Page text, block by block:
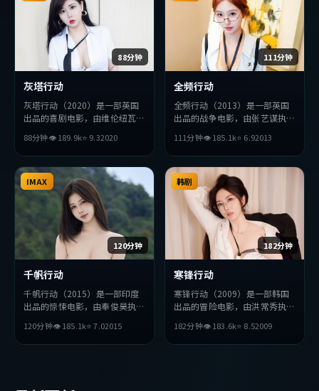
88分钟
灰塔行动
灰塔行动（2020）是一部英国
出品的喜剧电影，由维伦纽瓦执
演。影片在叙事与视听上力求突
破，探讨人性与抉择，节奏张弛
有度，适合喜欢该类型的观众完
整观看。
88分钟👁189.9k⭐ 9.32020
111分钟
全频行动
全频行动（2013）是一部英国
出品的战争电影，由张艺谋执
主演。影片在叙事与视听上力求
突破，探讨人性与抉择，节奏张
弛有度，适合喜欢该类型的观众
完整观看。
111分钟👁185.1k⭐ 6.92013
120分钟
IMAX
千帆行动
千帆行动（2015）是一部印度
出品的惊悚电影，由奉俊昊执
所广司等主演。影片在叙事与视
听上力求突破，探讨人性与抉
120分钟👁185.1k⭐7.02015
182分钟
韩剧
寒锋行动
寒锋行动（2009）是一部韩国
出品的冒险电影，由洪常秀执
演。影片在叙事与视听上力求突
破，探讨人性与抉择，节奏张弛
182分钟👁183.6k⭐ 8.52009